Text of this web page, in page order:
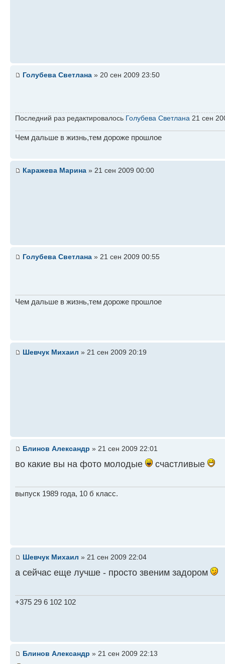
Голубева Светлана » 20 сен 2009 23:50
Последний раз редактировалось Голубева Светлана 21 сен
Чем дальше в жизнь,тем дороже прошлое
Каражева Марина » 21 сен 2009 00:00
Голубева Светлана » 21 сен 2009 00:55
Чем дальше в жизнь,тем дороже прошлое
Шевчук Михаил » 21 сен 2009 20:19
Блинов Александр » 21 сен 2009 22:01
во какие вы на фото молодые счастливые
выпуск 1989 года, 10 б класс.
Шевчук Михаил » 21 сен 2009 22:04
а сейчас еще лучше - просто звеним задором
+375 29 6 102 102
Блинов Александр » 21 сен 2009 22:13